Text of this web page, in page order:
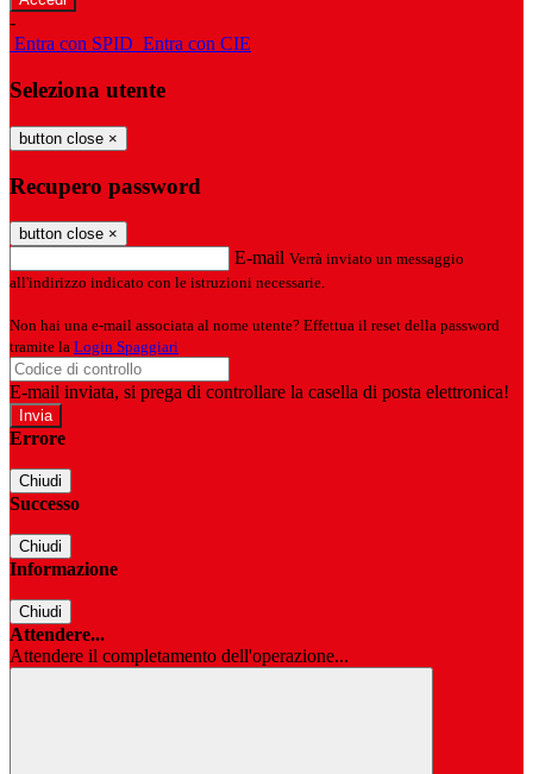
-
Entra con SPID Entra con CIE
Seleziona utente
button close ×
Recupero password
button close ×
E-mail Verrà inviato un messaggio
all'indirizzo indicato con le istruzioni necessarie.
Non hai una e-mail associata al nome utente? Effettua il reset della password
tramite la Login Spaggiari
E-mail inviata, si prega di controllare la casella di posta elettronica!
Errore
Chiudi
Successo
Chiudi
Informazione
Chiudi
Attendere...
Attendere il completamento dell'operazione...